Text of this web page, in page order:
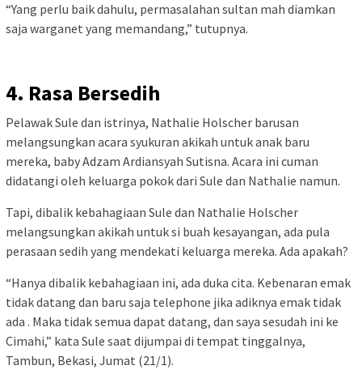
“Yang perlu baik dahulu, permasalahan sultan mah diamkan
saja warganet yang memandang,” tutupnya.
4. Rasa Bersedih
Pelawak Sule dan istrinya, Nathalie Holscher barusan
melangsungkan acara syukuran akikah untuk anak baru
mereka, baby Adzam Ardiansyah Sutisna. Acara ini cuman
didatangi oleh keluarga pokok dari Sule dan Nathalie namun.
Tapi, dibalik kebahagiaan Sule dan Nathalie Holscher
melangsungkan akikah untuk si buah kesayangan, ada pula
perasaan sedih yang mendekati keluarga mereka. Ada apakah?
“Hanya dibalik kebahagiaan ini, ada duka cita. Kebenaran emak
tidak datang dan baru saja telephone jika adiknya emak tidak
ada . Maka tidak semua dapat datang, dan saya sesudah ini ke
Cimahi,” kata Sule saat dijumpai di tempat tinggalnya,
Tambun, Bekasi, Jumat (21/1).